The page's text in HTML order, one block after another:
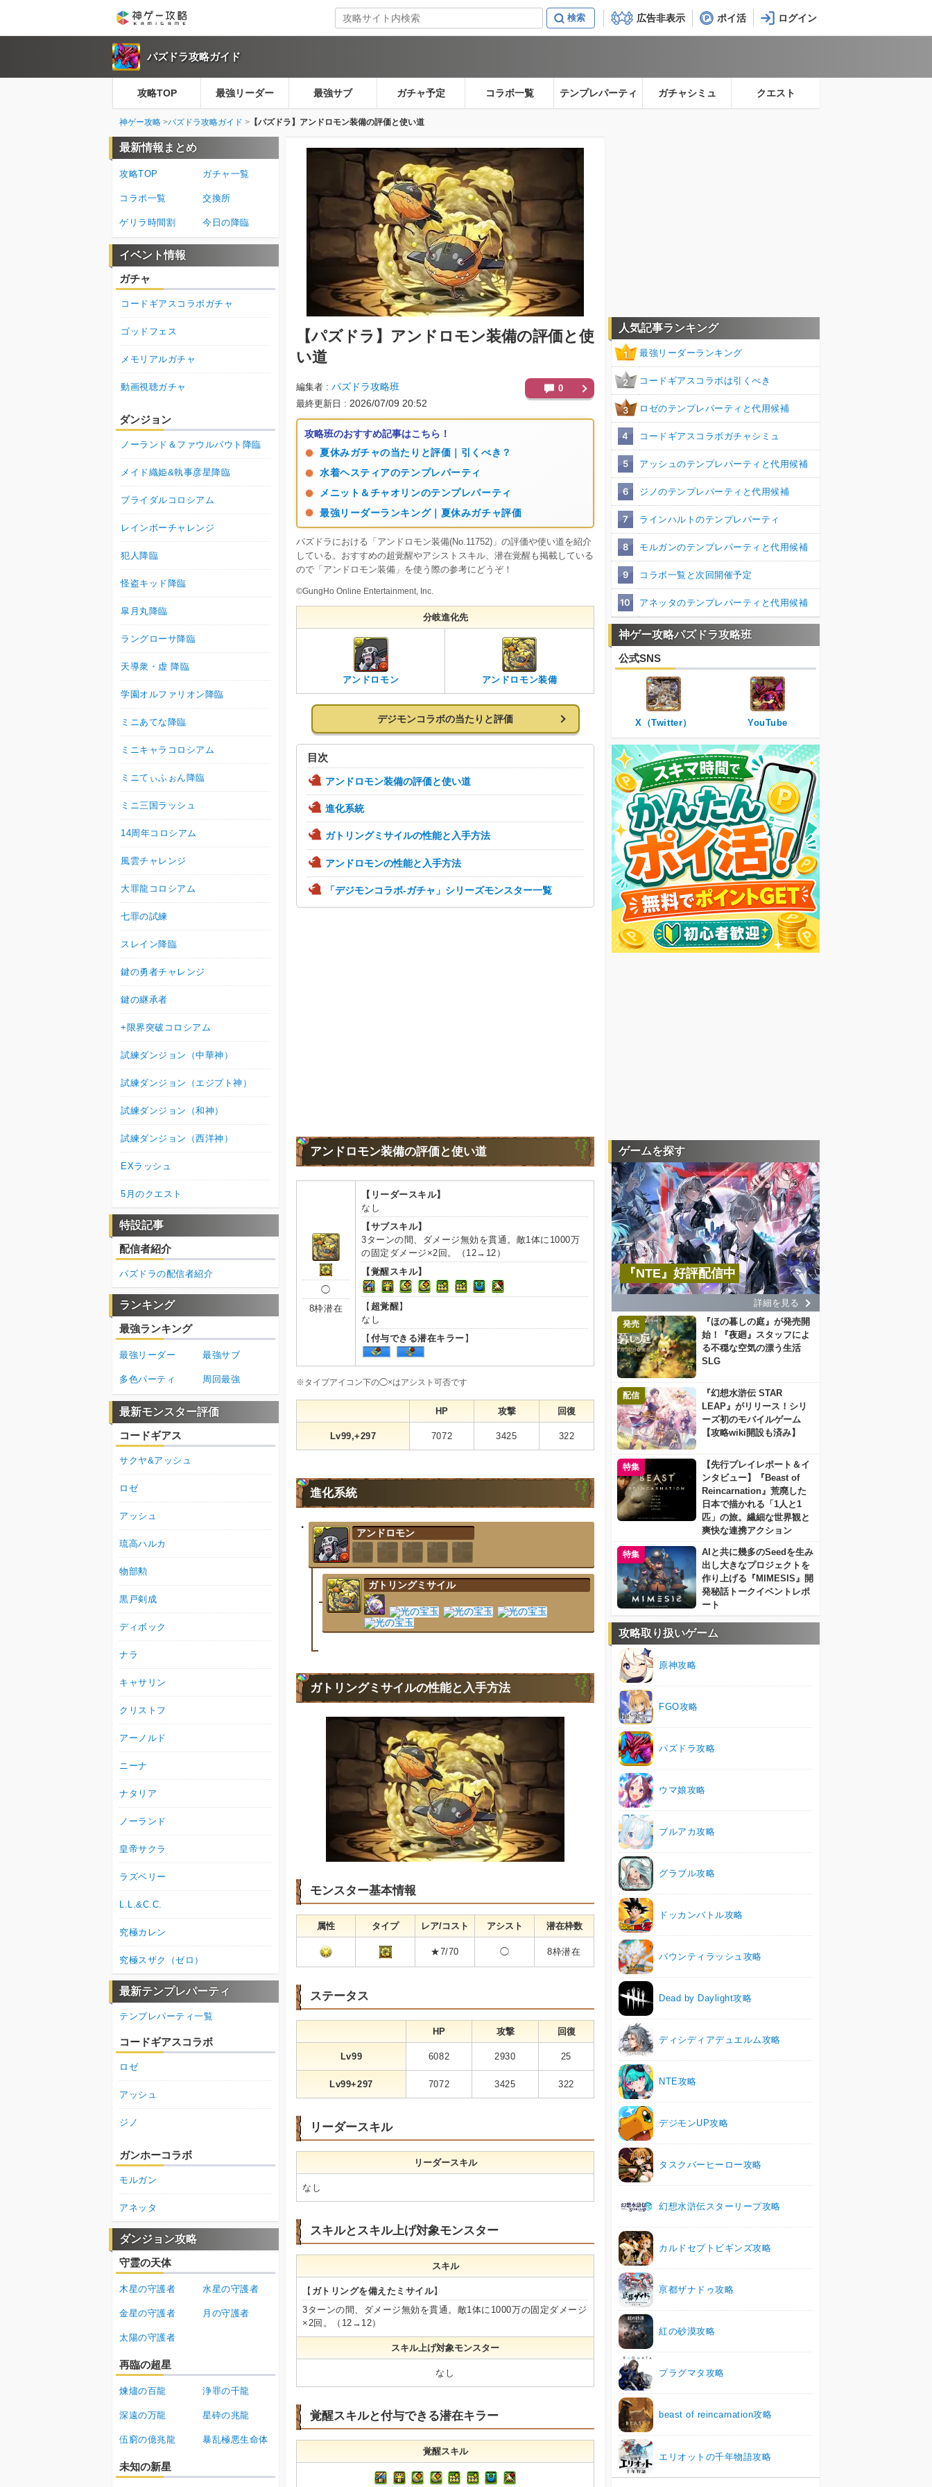
広告非表示 ポイ活
パズドラ攻略ガイド
攻略TOP 最強リーダー 最強サブ ガチャ予定 コラボ一覧 テンプレパーティ ガチャシミュ クエスト
神ゲー攻略 パズドラ攻略ガイド 【パズドラ】アンドロモン装備の評価と使い道
【パズドラ】 アンドロモン装備の評価と使
い道
編集者 パズドラ攻略班
最終更新日 2026/07/09 20:52
0
攻略班のおすすめ記事はこちら！
夏休みガチャの当たりと評価｜引くべき？
水着ヘスティアのテンプレパーティ
メニット＆チャオリンのテンプレパーティ
最強リーダーランキング｜夏休みガチャ評価
パズドラにおける「アンドロモン装備(No.11752)」の評価や使い道を紹介
している。おすすめの超覚醒やアシストスキル、潜在覚醒も掲載している
ので「アンドロモン装備」を使う際の参考にどうぞ！
©GungHo Online Entertainment, Inc.
分岐進化先
アンドロモン アンドロモン装備
デジモンコラボの当たりと評価
目次
アンドロモン装備の評価と使い道
進化系統
ガトリングミサイルの性能と入手方法
アンドロモンの性能と入手方法
「デジモンコラボ-ガチャ」シリーズモンスター一覧
アンドロモン装備の評価と使い道
◯
8枠潜在
【リーダースキル】
なし
【サブスキル】
3ターンの間、ダメージ無効を貫通。敵1体に1000万
の固定ダメージ×2回。（12→12）
【覚醒スキル】
【超覚醒】
なし
【付与できる潜在キラー】
※タイプアイコン下の◯×はアシスト可否です
HP 攻撃 回復
Lv99,+297 7072 3425 322
進化系統
アンドロモン
ガトリングミサイル
ガトリングミサイルの性能と入手方法
モンスター基本情報
属性 タイプ レア/コスト アシスト 潜在枠数
★7/70 ◯ 8枠潜在
ステータス
HP 攻撃 回復
Lv99 6082 2930 25
Lv99+297 7072 3425 322
リーダースキル
リーダースキル
なし
スキルとスキル上げ対象モンスター
スキル
【 ガトリングを備えたミサイル】
3ターンの間、ダメージ無効を貫通。敵1体に1000万の固定ダメージ
×2回。（12→12）
スキル上げ対象モンスター
なし
覚醒スキルと付与できる潜在キラー
覚醒スキル
人気記事ランキング
1 最強リーダーランキング
2 コードギアスコラボは引くべき
3 ロゼのテンプレパーティと代用候補
4 コードギアスコラボガチャシミュ
5 アッシュのテンプレパーティと代用候補
6 ジノのテンプレパーティと代用候補
7 ラインハルトのテンプレパーティ
8 モルガンのテンプレパーティと代用候補
9 コラボ一覧と次回開催予定
10 アネッタのテンプレパーティと代用候補
神ゲー攻略パズドラ攻略班
公式SNS
X（Twitter） YouTube
ゲームを探す
『NTE』好評配信中
詳細を見る
発売
『ほの暮しの庭』が発売開
始！『夜廻』スタッフによ
る不穏な空気の漂う生活
SLG
配信
『幻想水滸伝 STAR
LEAP』がリリース！シリ
ーズ初のモバイルゲーム
【攻略wiki開設も済み】
特集
【先行プレイレポート＆イ
ンタビュー】『Beast of
Reincarnation』荒廃した
日本で描かれる「1人と1
匹」の旅。繊細な世界観と
爽快な連携アクション
特集
AIと共に幾多のSeedを生み
出し大きなプロジェクトを
作り上げる『MIMESIS』開
発秘話トークイベントレポ
ート
攻略取り扱いゲーム
原神攻略
FGO攻略
パズドラ攻略
ウマ娘攻略
ブルアカ攻略
グラブル攻略
ドッカンバトル攻略
バウンティラッシュ攻略
Dead by Daylight攻略
ディシディアデュエルム攻略
NTE攻略
デジモンUP攻略
タスクバーヒーロー攻略
幻想水滸伝スターリープ攻略
カルドセプトビギンズ攻略
亰都ザナドゥ攻略
紅の砂漠攻略
プラグマタ攻略
beast of reincarnation攻略
エリオットの千年物語攻略
最新情報まとめ
攻略TOP ガチャ一覧
コラボ一覧 交換所
ゲリラ時間割 今日の降臨
イベント情報
ガチャ
コードギアスコラボガチャ
ゴッドフェス
メモリアルガチャ
動画視聴ガチャ
ダンジョン
ノーランド＆ファウルバウト降臨
メイド織姫&執事彦星降臨
ブライダルコロシアム
レインボーチャレンジ
犯人降臨
怪盗キッド降臨
皐月丸降臨
ラングローサ降臨
天導衆・虚 降臨
学園オルファリオン降臨
ミニあてな降臨
ミニキャラコロシアム
ミニてぃふぉん降臨
ミニ三国ラッシュ
14周年コロシアム
風雲チャレンジ
大罪龍コロシアム
七罪の試練
スレイン降臨
鍵の勇者チャレンジ
鍵の継承者
+限界突破コロシアム
試練ダンジョン（中華神）
試練ダンジョン（エジプト神）
試練ダンジョン（和神）
試練ダンジョン（西洋神）
EXラッシュ
5月のクエスト
特設記事
配信者紹介
パズドラの配信者紹介
ランキング
最強ランキング
最強リーダー 最強サブ
多色パーティ 周回最強
最新モンスター評価
コードギアス
サクヤ&アッシュ
ロゼ
アッシュ
琉高ハルカ
物部勲
黒戸剣成
ディボック
ナラ
キャサリン
クリストフ
アーノルド
ニーナ
ナタリア
ノーランド
皇帝サクラ
ラズベリー
L.L.&C.C.
究極カレン
究極スザク（ゼロ）
最新テンプレパーティ
テンプレパーティ一覧
コードギアスコラボ
ロゼ
アッシュ
ジノ
ガンホーコラボ
モルガン
アネッタ
ダンジョン攻略
守霊の天体
木星の守護者 水星の守護者
金星の守護者 月の守護者
太陽の守護者
再臨の超星
煉燼の百龍 浄罪の千龍
深遠の万龍 星砕の兆龍
伍窮の億兆龍 暴乱極悪生命体
未知の新星